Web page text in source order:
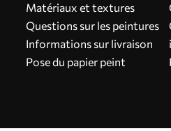
Matériaux et textures
Questions sur les peintures
Informations sur livraison
Pose du papier peint